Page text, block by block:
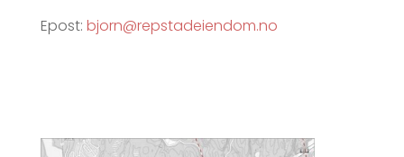
Epost: bjorn@repstadeiendom.no